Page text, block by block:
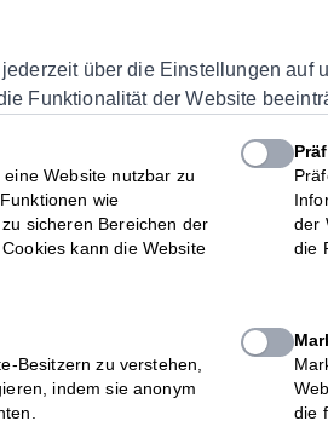
über die Einstellungen auf
Funktionalität der Website
Website nutzbar zu
wie
sicheren Bereichen der
kann die Website
der
die
Besitzern zu verstehen,
indem sie anonym
die